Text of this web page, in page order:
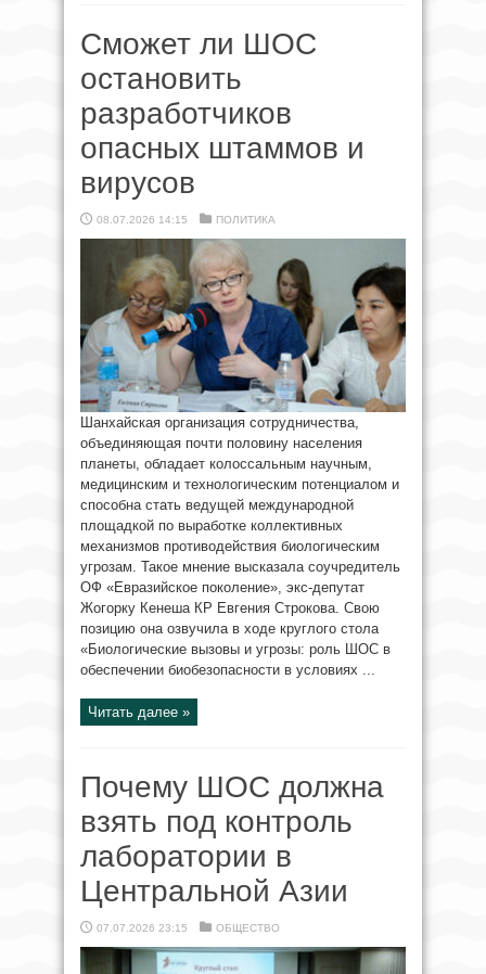
Сможет ли ШОС
остановить
разработчиков
опасных штаммов и
вирусов
08.07.2026 14:15 ПОЛИТИКА
Шанхайская организация сотрудничества,
объединяющая почти половину населения
планеты, обладает колоссальным научным,
медицинским и технологическим потенциалом и
способна стать ведущей международной
площадкой по выработке коллективных
механизмов противодействия биологическим
угрозам. Такое мнение высказала соучредитель
ОФ «Евразийское поколение», экс-депутат
Жогорку Кенеша КР Евгения Строкова. Свою
позицию она озвучила в ходе круглого стола
«Биологические вызовы и угрозы: роль ШОС в
обеспечении биобезопасности в условиях ...
Читать далее »
Почему ШОС должна
взять под контроль
лаборатории в
Центральной Азии
07.07.2026 23:15 ОБЩЕСТВО